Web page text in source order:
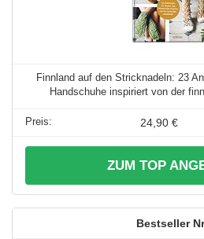
Finnland auf den Stricknadeln: 23
Handschuhe inspiriert von der
24,90 €
ZUM TOP